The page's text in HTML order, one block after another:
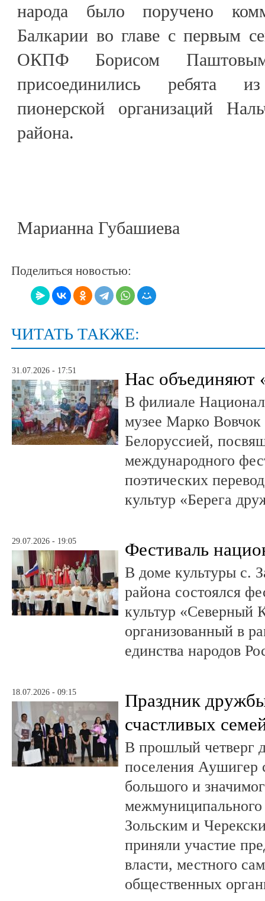
народа было поручено
Балкарии во главе с первым
ОКПФ Борисом
присоединились ребята
пионерской организаций
района.
Марианна Губашиева
Поделиться новостью:
ЧИТАТЬ ТАКЖЕ:
31.07.2026 - 17:51 Нас объединяют
В филиале
музее Марко Вовчок
Белоруссией,
международного
поэтических
культур «Берега
29.07.2026 - 19:05 Фестиваль
В доме культуры с.
района состоялся
культур «Северный
организованный в
единства народов
18.07.2026 - 09:15
Праздник
счастливых
В прошлый четверг
поселения Аушигер
большого и
Зольским и
приняли участие
власти, местного
общественных